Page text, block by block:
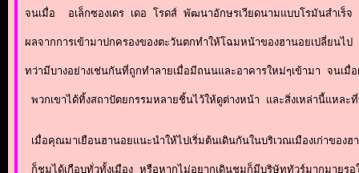
จนเมื่อ  อเล็กซองเดร เดอ โรดส์ พัฒนาอักษรเวียดนามแบบโรมันสำเร็
ผลจากการเข้ามาปกครองของตะวันตกทำให้โฉมหน้าของฮานอยเปลี่ยน
ทว่ามีบางอย่างเช่นกันที่ถูกทำลายเมื่อมีถนนและอาคารใหม่ๆเข้ามา จนเ
พวกเขาได้ทิ้งสถาปัตยกรรมหลายชิ้นไว้ให้ดูต่างหน้า และสิ่งเหล่านี้แหละ
เมื่อคุณมาเยือนฮานอยแนะนำให้ไปเริ่มต้นเดินกันในบริเวณเมืองเก่าข